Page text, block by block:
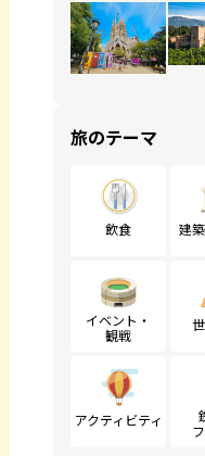
旅のテーマ
飲食 建
イベント・
観戦
アクティビティ